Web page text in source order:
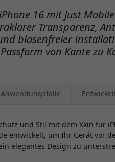
16 mit Just
Transparenz,
blasenfreier
Passform von Kante zu
Anwendungsfälle
und Stil mit dem Xkin für
entwickelt, um Ihr Gerät vor
elegantes Design zu